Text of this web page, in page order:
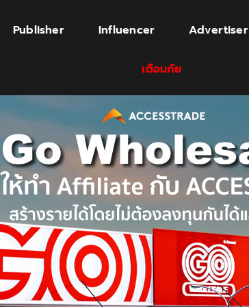
Publisher Influencer Advertiser
เตือนภัย